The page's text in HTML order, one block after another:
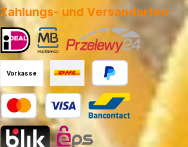
Zahlungs- und Versandarten
Vorkasse